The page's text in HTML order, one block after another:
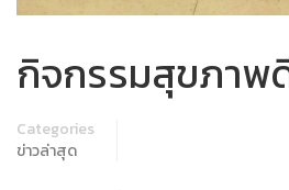
กิจกรรมสุขภาพ
Categories
ข่าวล่าสุด